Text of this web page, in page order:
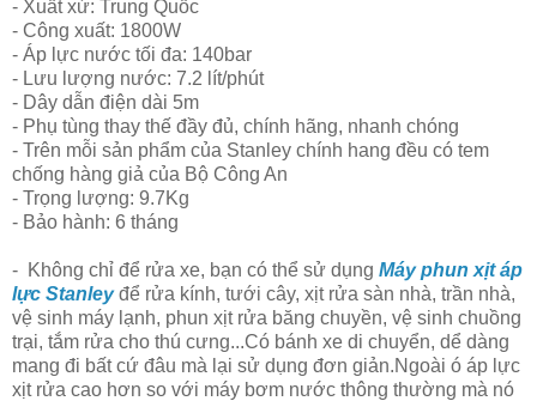
- Xuất xứ: Trung Quốc
- Công xuất: 1800W
- Áp lực nước tối đa: 140bar
- Lưu lượng nước: 7.2 lít/phút
- Dây dẫn điện dài 5m
- Phụ tùng thay thế đầy đủ, chính hãng, nhanh chóng
- Trên mỗi sản phẩm của Stanley chính hang đều có tem
chống hàng giả của Bộ Công An
- Trọng lượng: 9.7Kg
- Bảo hành: 6 tháng
- Không chỉ để rửa xe, bạn có thể sử dụng Máy phun xịt áp
lực Stanleyđể rửa kính, tưới cây, xịt rửa sàn nhà, trần nhà,
vệ sinh máy lạnh, phun xịt rửa băng chuyền, vệ sinh chuồng
trại, tắm rửa cho thú cưng...Có bánh xe di chuyển, dể dàng
mang đi bất cứ đâu mà lại sử dụng đơn giản.Ngoài ó áp lực
xịt rửa cao hơn so với máy bơm nước thông thường mà nó